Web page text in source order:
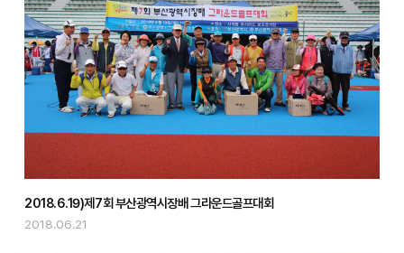
2018.6.19)제7회 부산광역시장배 그라운드골프대회
2018.06.21